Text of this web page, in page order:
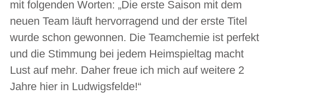
mit folgenden Worten: „Die erste Saison mit dem
neuen Team läuft hervorragend und der erste Titel
wurde schon gewonnen. Die Teamchemie ist perfekt
und die Stimmung bei jedem Heimspieltag macht
Lust auf mehr. Daher freue ich mich auf weitere 2
Jahre hier in Ludwigsfelde!“